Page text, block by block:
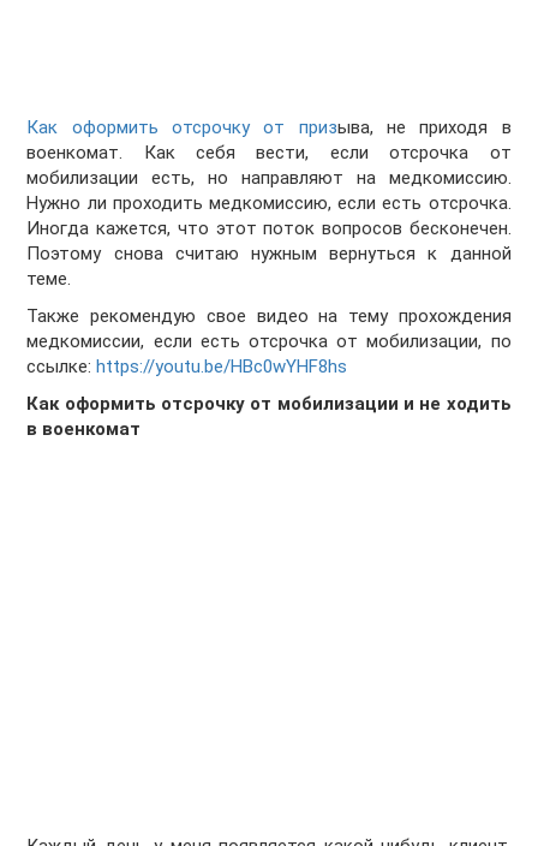
Как оформить отсрочку от призыва, не приходя в
военкомат. Как себя вести, если отсрочка от
мобилизации есть, но направляют на медкомиссию.
Нужно ли проходить медкомиссию, если есть отсрочка.
Иногда кажется, что этот поток вопросов бесконечен.
Поэтому снова считаю нужным вернуться к данной
теме.
Также рекомендую свое видео на тему прохождения
медкомиссии, если есть отсрочка от мобилизации, по
ссылке:https://youtu.be/HBc0wYHF8hs
Как оформить отсрочку от мобилизации и не ходить
в военкомат